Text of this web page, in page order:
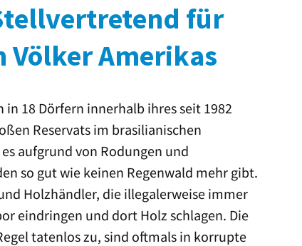
für
Völker Amerikas
in 18 Dörfern innerhalb ihres seit 1982
Reservats im brasilianischen
aufgrund von Rodungen und
so gut wie keinen Regenwald mehr gibt.
Holzhändler, die illegalerweise immer
eindringen und dort Holz schlagen. Die
tatenlos zu, sind oftmals in korrupte